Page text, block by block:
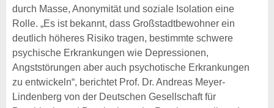
durch Masse, Anonymität und soziale Isolation eine
Rolle. „Es ist bekannt, dass Großstadtbewohner ein
deutlich höheres Risiko tragen, bestimmte schwere
psychische Erkrankungen wie Depressionen,
Angststörungen aber auch psychotische Erkrankungen
zu entwickeln“, berichtet Prof. Dr. Andreas Meyer-
Lindenberg von der Deutschen Gesellschaft für